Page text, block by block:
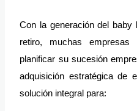
Con la generación del baby
retiro, muchas
planificar su sucesión
adquisición estratégica de
solución integral para: